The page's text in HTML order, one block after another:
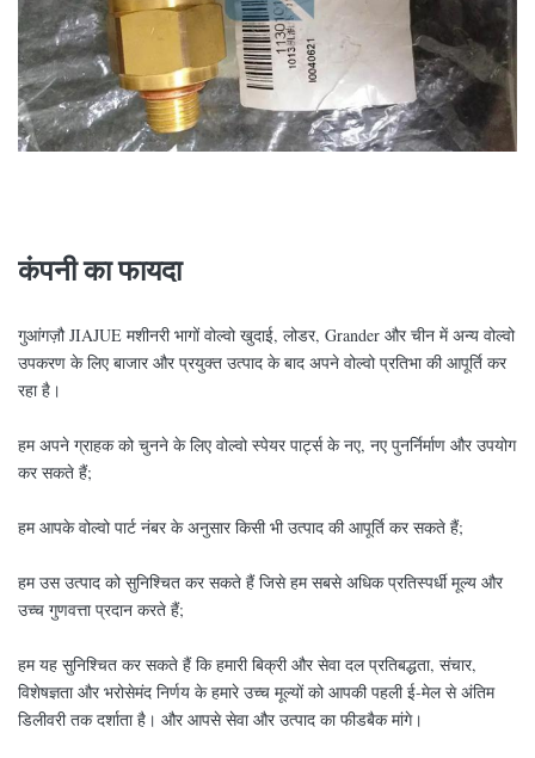
कंपनी का फायदा
गुआंगज़ौ JIAJUE मशीनरी भागों वोल्वो खुदाई, लोडर, Grander और चीन में अन्य वोल्वो
उपकरण के लिए बाजार और प्रयुक्त उत्पाद के बाद अपने वोल्वो प्रतिभा की आपूर्ति कर
रहा है।
हम अपने ग्राहक को चुनने के लिए वोल्वो स्पेयर पार्ट्स के नए, नए पुनर्निर्माण और उपयोग
कर सकते हैं;
हम आपके वोल्वो पार्ट नंबर के अनुसार किसी भी उत्पाद की आपूर्ति कर सकते हैं;
हम उस उत्पाद को सुनिश्चित कर सकते हैं जिसे हम सबसे अधिक प्रतिस्पर्धी मूल्य और
उच्च गुणवत्ता प्रदान करते हैं;
हम यह सुनिश्चित कर सकते हैं कि हमारी बिक्री और सेवा दल प्रतिबद्धता, संचार,
विशेषज्ञता और भरोसेमंद निर्णय के हमारे उच्च मूल्यों को आपकी पहली ई-मेल से अंतिम
डिलीवरी तक दर्शाता है। और आपसे सेवा और उत्पाद का फीडबैक मांगे।